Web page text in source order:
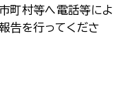
町村等へ電話等によ
告を行ってくださ